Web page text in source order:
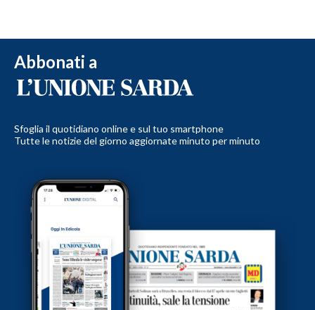
Abbonati a
Sfoglia il quotidiano online e sul tuo smartphone
Tutte le notizie del giorno aggiornate minuto per minuto